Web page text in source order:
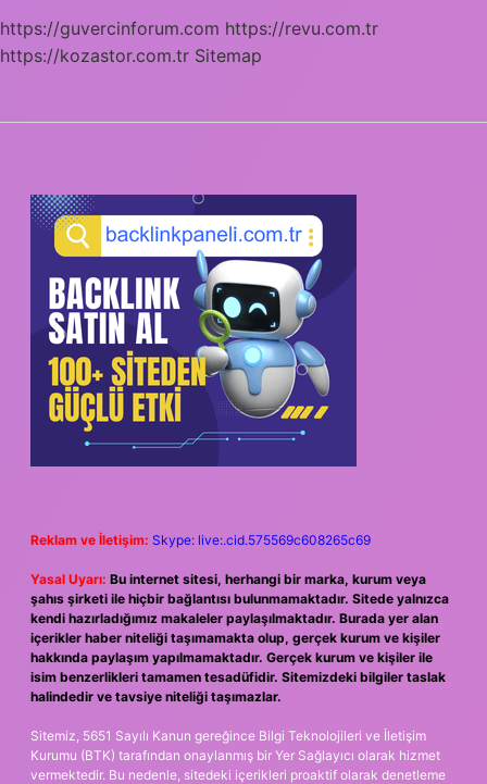
https://guvercinforum.com https://revu.com.tr
https://kozastor.com.tr Sitemap
SIDEBAR
Reklam ve İletişim: Skype: live:.cid.575569c608265c69
Yasal Uyarı: Bu internet sitesi, herhangi bir marka, kurum veya
şahıs şirketi ile hiçbir bağlantısı bulunmamaktadır. Sitede yalnızca
kendi hazırladığımız makaleler paylaşılmaktadır. Burada yer alan
içerikler haber niteliği taşımamakta olup, gerçek kurum ve kişiler
hakkında paylaşım yapılmamaktadır. Gerçek kurum ve kişiler ile
isim benzerlikleri tamamen tesadüfidir. Sitemizdeki bilgiler taslak
halindedir ve tavsiye niteliği taşımazlar.
Sitemiz, 5651 Sayılı Kanun gereğince Bilgi Teknolojileri ve İletişim
Kurumu (BTK) tarafından onaylanmış bir Yer Sağlayıcı olarak hizmet
vermektedir. Bu nedenle, sitedeki içerikleri proaktif olarak denetleme